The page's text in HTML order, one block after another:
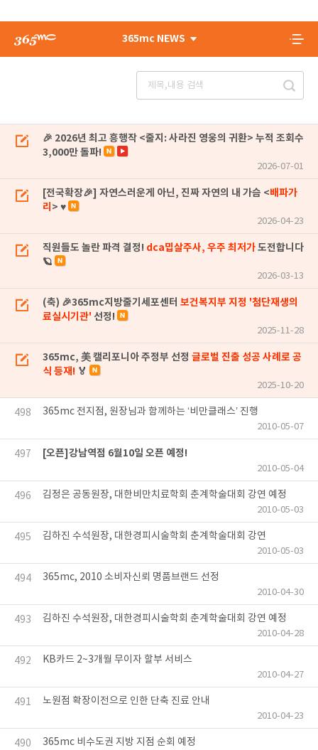
365mc NEWS
🎉 2026년 최고 흥행작 <줄지: 사라진 영웅의 귀환> 누적 조회수
3,000만 돌파!
2026-07-01
[전국확장🎉] 자연스러운게 아닌, 진짜 자연의 내 가슴 <배파가
리 > ♥
2026-04-23
직원들도 놀란 파격 결정! dca밉살주사, 우주 최저가도전합니다
🪐
2026-03-13
(축) 🎉365mc지방줄기세포센터 보건복지부 지정 '첨단재생의
료실시기관' 선정!
2025-11-28
365mc, 美 캘리포니아 주정부 선정 글로벌 진출 성공 사례로 공
식 등재! 🏅
2025-10-20
498 365mc 전지점, 원장님과 함께하는 ‘비만클래스’ 진행
2010-05-07
497 [오픈]강남역점 6월10일 오픈 예정!
2010-05-04
496 김정은 공동원장, 대한비만치료학회 춘계학술대회 강연 예정
2010-05-03
495 김하진 수석원장, 대한경피시술학회 춘계학술대회 강연
2010-05-03
494 365mc, 2010 소비자신뢰 명품브랜드 선정
2010-04-30
493 김하진 수석원장, 대한경피시술학회 춘계학술대회 강연 예정
2010-04-28
492 KB카드 2~3개월 무이자 할부 서비스
2010-04-27
491 노원점 확장이전으로 인한 단축 진료 안내
2010-04-23
490 365mc 비수도권 지방 지점 순회 예정